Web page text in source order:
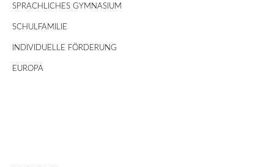
SPRACHLICHES GYMNASIUM
SCHULFAMILIE
INDIVIDUELLE FÖRDERUNG
EUROPA